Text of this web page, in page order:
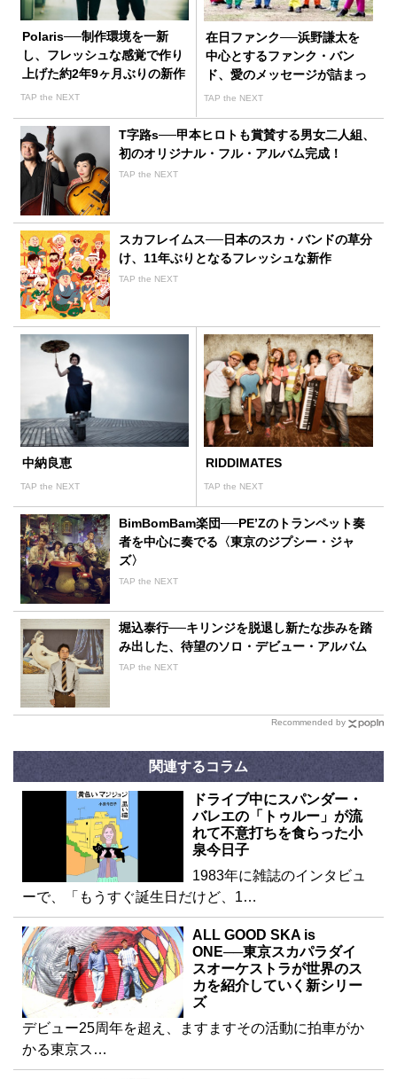
Polaris──制作環境を一新
し、フレッシュな感覚で作り
上げた約2年9ヶ月ぶりの新作
TAP the NEXT
在日ファンク──浜野謙太を
中心とするファンク・バン
ド、愛のメッセージが詰まっ
た新作
TAP the NEXT
T字路s──甲本ヒロトも賞賛する男女二人組、
初のオリジナル・フル・アルバム完成！
TAP the NEXT
スカフレイムス──日本のスカ・バンドの草分
け、11年ぶりとなるフレッシュな新作
TAP the NEXT
中納良恵
TAP the NEXT
RIDDIMATES
TAP the NEXT
BimBomBam楽団──PE’Zのトランペット奏
者を中心に奏でる〈東京のジプシー・ジャ
ズ〉
TAP the NEXT
堀込泰行──キリンジを脱退し新たな歩みを踏
み出した、待望のソロ・デビュー・アルバム
TAP the NEXT
Recommended by
関連するコラム
ドライブ中にスパンダー・
バレエの「トゥルー」が流
れて不意打ちを食らった小
泉今日子
1983年に雑誌のインタビュ
ーで、「もうすぐ誕生日だけど、1…
ALL GOOD SKA is
ONE──東京スカパラダイ
スオーケストラが世界のス
カを紹介していく新シリー
ズ
デビュー25周年を超え、ますますその活動に拍車がか
かる東京ス…